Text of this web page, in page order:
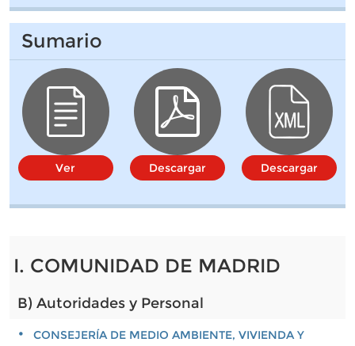
Sumario
Ver Descargar Descargar
I. COMUNIDAD DE MADRID
B) Autoridades y Personal
CONSEJERÍA DE MEDIO AMBIENTE, VIVIENDA Y